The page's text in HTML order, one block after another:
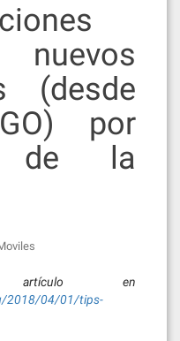
(desde
por
de la
artículo en
2018/04/01/tips-